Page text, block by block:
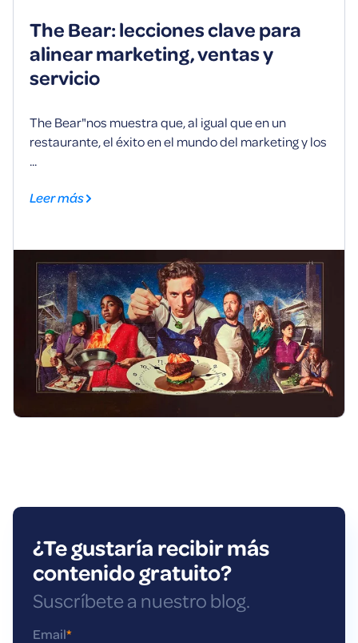
The Bear: lecciones clave para
alinear marketing, ventas y
servicio
The Bear"nos muestra que, al igual que en un
restaurante, el éxito en el mundo del marketing y los
...
Leer más
¿Te gustaría recibir más
contenido gratuito?
Suscríbete a nuestro blog.
Email*